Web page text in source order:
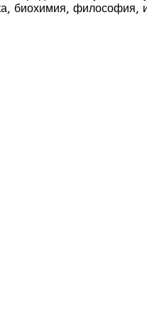
биохимия, философия,